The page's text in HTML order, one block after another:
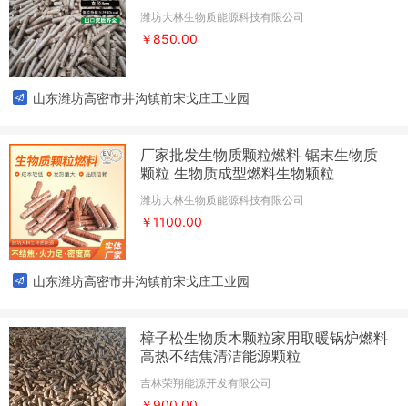
潍坊大林生物质能源科技有限公司
￥850.00
山东潍坊高密市井沟镇前宋戈庄工业园
厂家批发生物质颗粒燃料 锯末生物质
颗粒 生物质成型燃料生物颗粒
潍坊大林生物质能源科技有限公司
￥1100.00
山东潍坊高密市井沟镇前宋戈庄工业园
樟子松生物质木颗粒家用取暖锅炉燃料
高热不结焦清洁能源颗粒
吉林荣翔能源开发有限公司